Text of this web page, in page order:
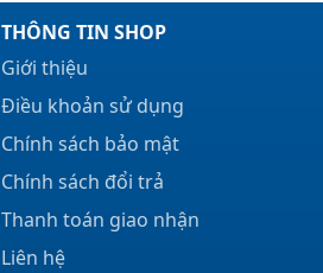
THÔNG TIN SHOP
Giới thiệu
Điều khoản sử dụng
Chính sách bảo mật
Chính sách đổi trả
Thanh toán giao nhận
Liên hệ